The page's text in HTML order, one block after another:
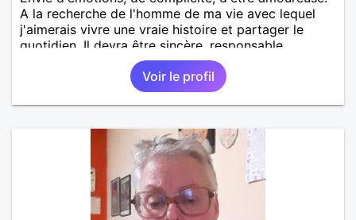
A la recherche de l'homme de ma vie avec lequel
j'aimerais vivre une vraie histoire et partager le
quotidien. Il devra être sincère, responsable,
ambitieux, entreprenant, fort de caractère et avec le
sens de l'humour. Il saura me chouchouter et me
mettre en valeur, me donner son amour et attention.
Merci de m'avoir lu et à bientôt...
Voir le profil